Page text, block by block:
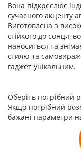
Вона підкреслює
сучасного акценту
Виготовлена з
стійкого до сонця,
наноситься та
стилю та
гаджет унікальним.
Оберіть потрібний
Якщо потрібний
бажані параметри